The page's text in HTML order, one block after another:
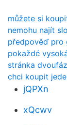
můžete si
nemohu najít
předpověď pro
pokaždé
stránka
chci koupit
jQPXn
xQcwv